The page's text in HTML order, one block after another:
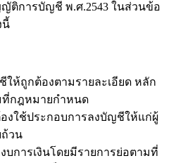
ติการบัญชี พ.ศ.2543 ในส่วนข้อ
นี้
ห้ถูกต้องตามรายละเอียด หลัก
ที่กฎหมายกำหนด
งใช้ประกอบการลงบัญชีให้แก่ผู้
วน
การเงินโดยมีรายการย่อตามที่